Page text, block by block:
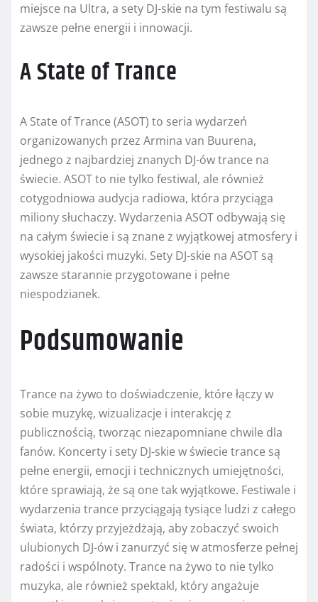
miejsce na Ultra, a sety DJ-skie na tym festiwalu są
zawsze pełne energii i innowacji.
A State of Trance
A State of Trance (ASOT) to seria wydarzeń
organizowanych przez Armina van Buurena,
jednego z najbardziej znanych DJ-ów trance na
świecie. ASOT to nie tylko festiwal, ale również
cotygodniowa audycja radiowa, która przyciąga
miliony słuchaczy. Wydarzenia ASOT odbywają się
na całym świecie i są znane z wyjątkowej atmosfery i
wysokiej jakości muzyki. Sety DJ-skie na ASOT są
zawsze starannie przygotowane i pełne
niespodzianek.
Podsumowanie
Trance na żywo to doświadczenie, które łączy w
sobie muzykę, wizualizacje i interakcję z
publicznością, tworząc niezapomniane chwile dla
fanów. Koncerty i sety DJ-skie w świecie trance są
pełne energii, emocji i technicznych umiejętności,
które sprawiają, że są one tak wyjątkowe. Festiwale i
wydarzenia trance przyciągają tysiące ludzi z całego
świata, którzy przyjeżdżają, aby zobaczyć swoich
ulubionych DJ-ów i zanurzyć się w atmosferze pełnej
radości i wspólnoty. Trance na żywo to nie tylko
muzyka, ale również spektakl, który angażuje